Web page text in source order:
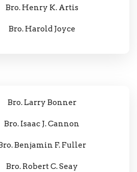
Bro. Henry K. Artis
Bro. Harold Joyce
Bro. Larry Bonner
Bro. Isaac J. Cannon
Benjamin F. Fuller
Bro. Robert C. Seay